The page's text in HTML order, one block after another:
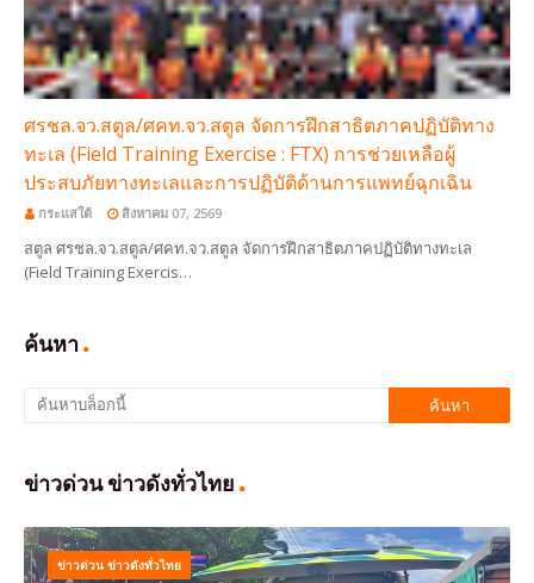
ศรชล.จว.สตูล/ศคท.จว.สตูล จัดการฝึกสาธิตภาคปฏิบัติทาง
ทะเล (Field Training Exercise : FTX) การช่วยเหลือผู้
ประสบภัยทางทะเลและการปฏิบัติด้านการแพทย์ฉุกเฉิน
กระแสใต้ สิงหาคม 07, 2569
สตูล ศรชล.จว.สตูล/ศคท.จว.สตูล จัดการฝึกสาธิตภาคปฏิบัติทางทะเล
(Field Training Exercis…
ค้นหา
ข่าวด่วน ข่าวดังทั่วไทย
ข่าวด่วน ข่าวดังทั่วไทย